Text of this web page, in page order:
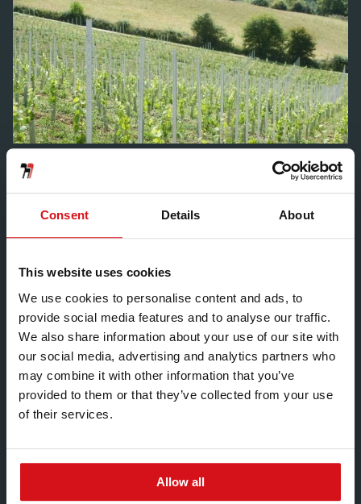
Consent Details About
This website uses cookies
We use cookies to personalise content and ads, to
provide social media features and to analyse our traffic.
We also share information about your use of our site with
our social media, advertising and analytics partners who
may combine it with other information that you’ve
provided to them or that they’ve collected from your use
of their services.
Allow all
“Nous employons une machine spéciale, munie d’une
puis nous en avons une plus grande, dotée d’un
renfort pour les crépines au bout. Nous créons
exploiter les différentes orientations des terrains et
chaque aspect du terrain”.
Une des installations les plus récentes de piquets de
Hadley Group pour treillis, par VineCare, couvre une
superficie de quatre hectares du vignoble Four Boys,
près de Bodiam, dans l’East Sussex, où la société une